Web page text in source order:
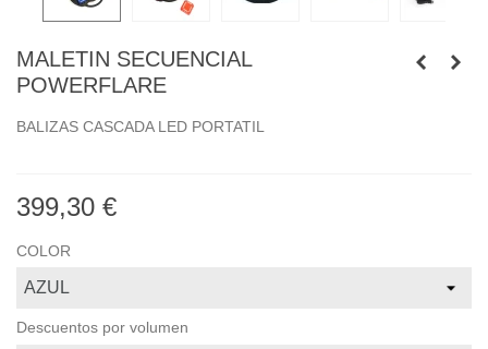
MALETIN SECUENCIAL
POWERFLARE
BALIZAS CASCADA LED PORTATIL
399,30 €
COLOR
Descuentos por volumen